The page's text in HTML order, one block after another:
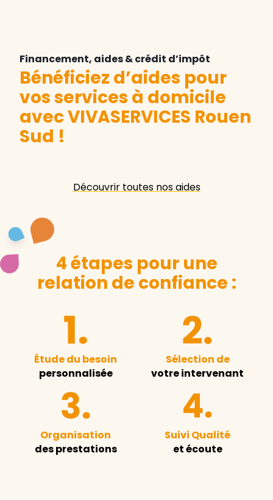
Financement, aides & crédit d’impôt
Bénéficiez d’aides pour
vos services à domicile
avec VIVASERVICES Rouen
Sud !
Découvrir toutes nos aides
4 étapes pour une
relation de confiance :
Étude du besoin
personnalisée
Sélection de
votre intervenant
Organisation
des prestations
Suivi Qualité
et écoute